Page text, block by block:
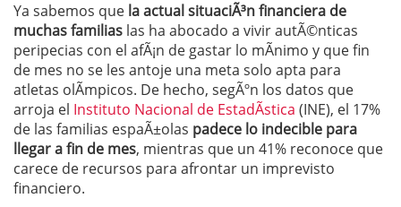
Ya sabemos que la actual situaciÃ³n financiera de
muchas familias las ha abocado a vivir autÃ©nticas
peripecias con el afÃ¡n de gastar lo mÃ­nimo y que fin
de mes no se les antoje una meta solo apta para
atletas olÃ­mpicos. De hecho, segÃºn los datos que
arroja el Instituto Nacional de EstadÃ­stica (INE), el 17%
de las familias espaÃ±olas padece lo indecible para
llegar a fin de mes, mientras que un 41% reconoce que
carece de recursos para afrontar un imprevisto
financiero.